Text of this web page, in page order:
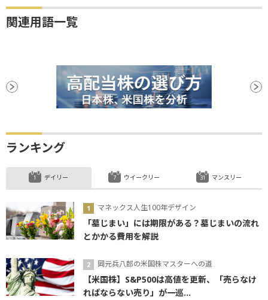
関連用語一覧
ランキング
デイリー
マネックス人生100年デザイン
「墓じまい」には期限がある？墓じまいの流れ
とかかる費用を解説
岡元兵八郎の米国株マスターへの道
【米国株】S&P500は高値を更新、「売らなけ
ればならない売り」が一巡...
ウイークリー マンスリー